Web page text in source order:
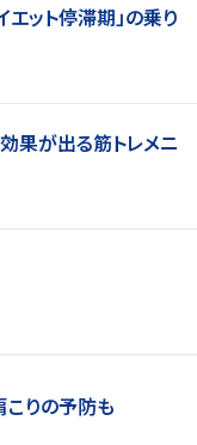
ット停滞期」の乗り
果が出る筋トレメニ
こりの予防も